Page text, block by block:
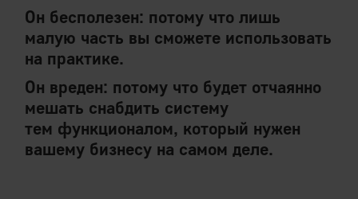
Он бесполезен: потому что лишь
малую часть вы сможете использовать
на практике.
Он вреден: потому что будет отчаянно
мешать снабдить систему
тем функционалом, который нужен
вашему бизнесу на самом деле.